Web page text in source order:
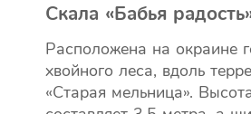
Скала «Бабья
Расположена на окраине
хвойного леса, вдоль
«Старая мельница».